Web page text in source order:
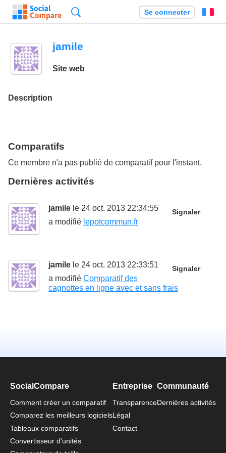
Se connecter
jamile
Site web
Description
Comparatifs
Ce membre n'a pas publié de comparatif pour l'instant.
Dernières activités
jamile le 24 oct. 2013 22:34:55 Signaler
a modifié lepotcommun.fr
jamile le 24 oct. 2013 22:33:51 Signaler
a modifié Comparatif des
cagnottes en ligne avec et sans frais
SocialCompare
Comment créer un comparatif
Comparez les meilleurs logiciels
Tableaux comparatifs
Convertisseur d'unités
Entreprise
Transparence
Légal
Contact
Communauté
Dernières activités